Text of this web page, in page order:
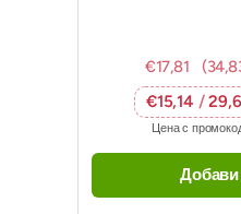
€17,81
€15,14 /
Цена с
Добави